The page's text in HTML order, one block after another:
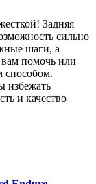
Задняя
сильно
шаги, а
помочь или
способом.
избежать
и качество